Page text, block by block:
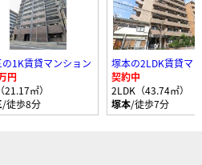
1K賃貸マンション
円
21.17㎡）
/徒歩8分
契約中
2LDK（43.74㎡）
塚本/徒歩7分